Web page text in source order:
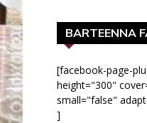
BARTEENNA
[facebook-page-
height="300"
small="false"
]